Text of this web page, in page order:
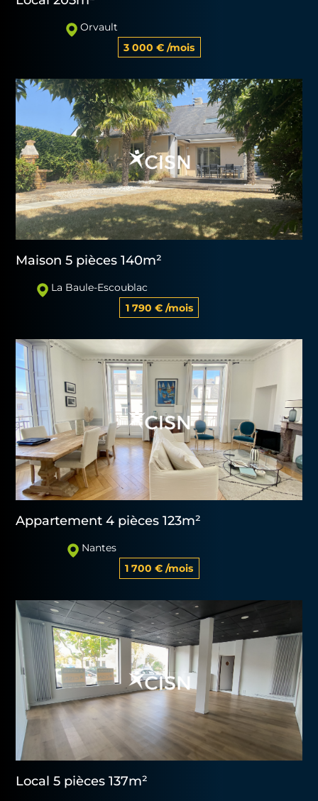
Orvault
3 000 € /mois
Maison 5 pièces 140m²
La Baule-Escoublac
1 790 € /mois
Appartement 4 pièces 123m²
Nantes
1 700 € /mois
Local 5 pièces 137m²